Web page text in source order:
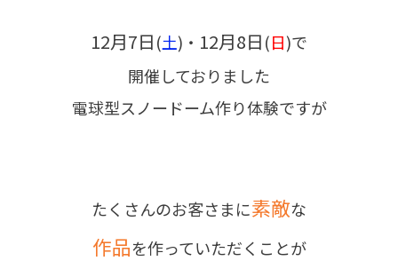
12月7日(土)・ 12月8日(日)で
開催しておりました
電球型スノードーム作り体験ですが
たくさんのお客さまに素敵な
作品を作っていただくことが